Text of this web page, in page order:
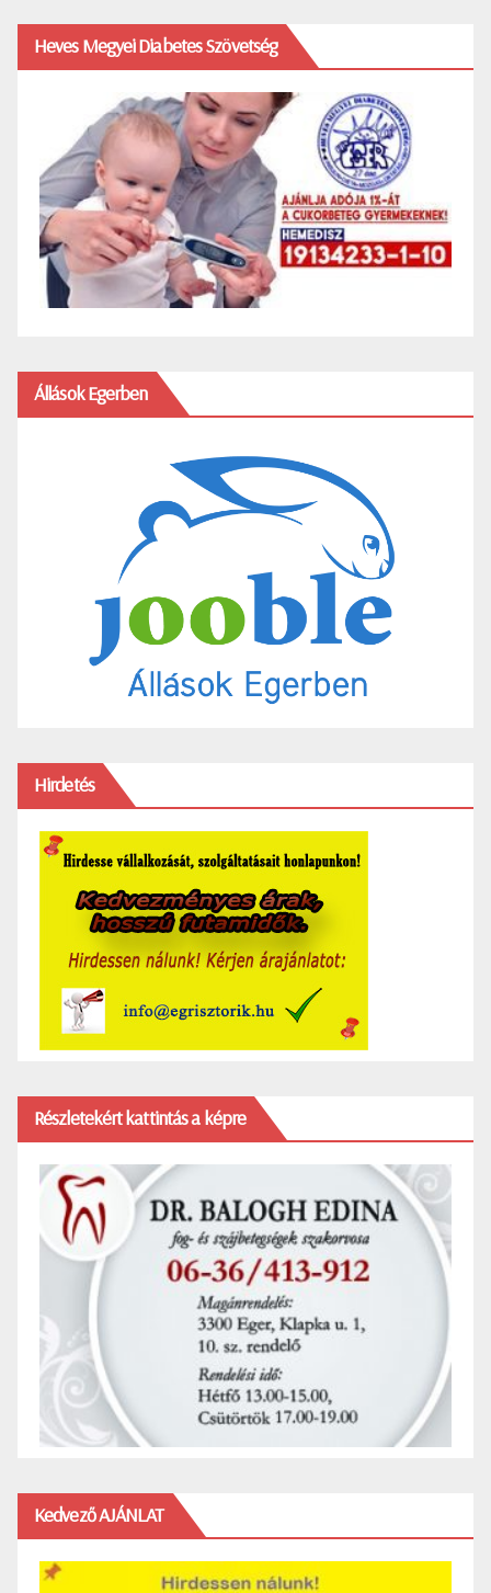
Heves Megyei Diabetes Szövetség
Állások Egerben
Hirdetés
Részletekért kattintás a képre
Kedvező AJÁNLAT